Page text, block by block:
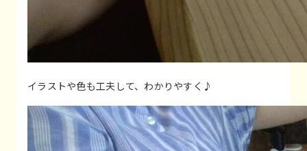
イラストや色も工夫して、わかりやすく♪